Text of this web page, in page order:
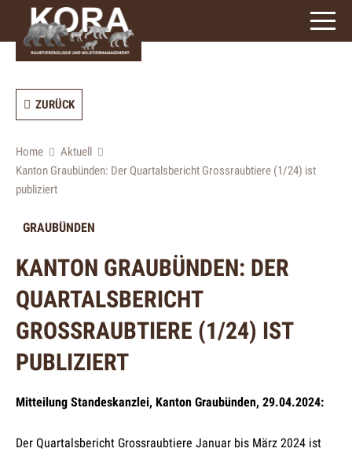
ZURÜCK
Home
Aktuell
Kanton Graubünden: Der Quartalsbericht Grossraubtiere (1/24) ist
publiziert
GRAUBÜNDEN
KANTON GRAUBÜNDEN: DER
QUARTALSBERICHT
GROSSRAUBTIERE (1/24) IST
PUBLIZIERT
Mitteilung Standeskanzlei, Kanton Graubünden, 29.04.2024:
Der Quartalsbericht Grossraubtiere Januar bis März 2024 ist